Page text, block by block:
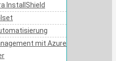
InstallShield
mit Azure